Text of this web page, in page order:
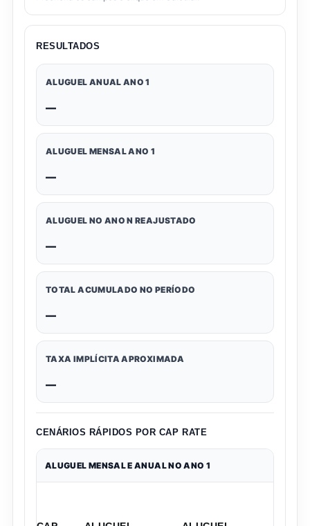
RESULTADOS
ALUGUEL ANUAL ANO 1
—
ALUGUEL MENSAL ANO 1
—
ALUGUEL NO ANO N REAJUSTADO
—
TOTAL ACUMULADO NO PERÍODO
—
TAXA IMPLÍCITA APROXIMADA
—
CENÁRIOS RÁPIDOS POR CAP RATE
ALUGUEL MENSAL E ANUAL NO ANO 1